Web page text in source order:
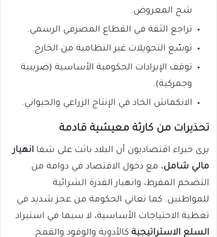
شح المعروض.
تراجع الثقة في القطاع المصرفي الرسمي.
توسّع التحويلات غير النظامية من الخارج.
توقف الإيرادات الحكومية الأساسية (ضريبية
وجمركية).
الانكماش الحاد في الإنتاج الزراعي والحيواني.
تحذيرات من كارثة معيشية قادمة
يرى خبراء اقتصاديون أن البلاد باتت على شفا انهيار
مالي شامل، مع دخول الاقتصاد في دوامة من
التضخم المفرط، وانهيار القدرة الشرائية
للمواطنين. كما تعاني الحكومة من عجز شديد في
تغطية الاحتياجات الأساسية، لا سيما في استيراد
السلع الاستراتيجية كالأدوية والوقود والقمح.